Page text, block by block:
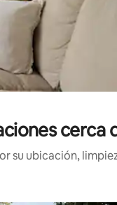
cerca
su ubicación,